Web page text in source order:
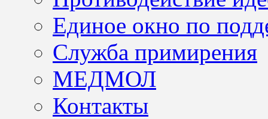
Единое окно по
Служба примирения
МЕДМОЛ
Контакты